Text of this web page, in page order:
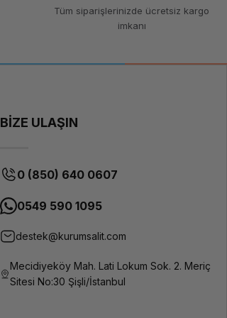
Tüm siparişlerinizde ücretsiz kargo
imkanı
BİZE ULAŞIN
0 (850) 640 0607
0549 590 1095
destek@kurumsalit.com
Mecidiyeköy Mah. Lati Lokum Sok. 2. Meriç
Sitesi No:30 Şişli/İstanbul